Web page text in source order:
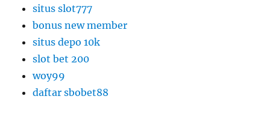
situs slot777
bonus new member
situs depo 10k
slot bet 200
woy99
daftar sbobet88